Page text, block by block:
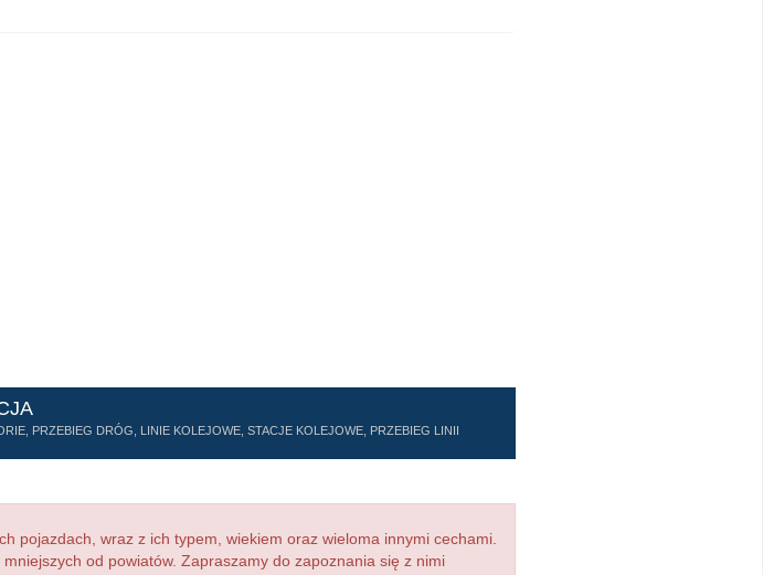
PRZEBIEG DRÓG, LINIE KOLEJOWE, STACJE KOLEJOWE, PRZEBIEG LINII
pojazdach, wraz z ich typem, wiekiem oraz wieloma innymi cechami.
od powiatów. Zapraszamy do zapoznania się z nimi